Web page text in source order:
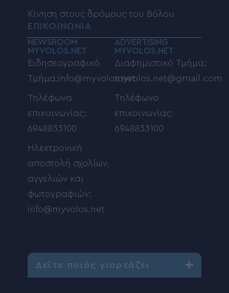
Κίνηση στους δρόμους του Βόλου
ΕΠΙΚΟΙΝΩΝΙΑ
NEWSROOM
MYVOLOS.NET
Ειδησεογραφικό
Τμήμα:info@myvolos.net
Τηλέφωνα
επικοινωνίας:
6948833100
Ηλεκτρονική
αποστολή σχολίων,
αγγελιών και
φωτογραφιών:
info@myvolos.net
ADVERTISING
MYVOLOS.NET
Διαφημιστικό Τμήμα:
myvolos.net@gmail.com
Τηλέφωνο
επικοινωνίας:
6948833100
Δείτε ποιός γιορτάζει